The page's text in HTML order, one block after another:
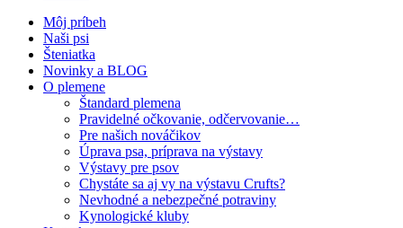
Môj príbeh
Naši psi
Šteniatka
Novinky a BLOG
O plemene
Štandard plemena
Pravidelné očkovanie, odčervovanie…
Pre našich nováčikov
Úprava psa, príprava na výstavy
Výstavy pre psov
Chystáte sa aj vy na výstavu Crufts?
Nevhodné a nebezpečné potraviny
Kynologické kluby